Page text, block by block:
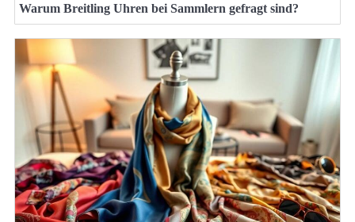
Warum Breitling Uhren bei Sammlern gefragt sind?